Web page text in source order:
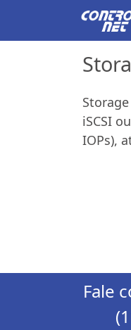
iSCSI
IOPs),
Fale